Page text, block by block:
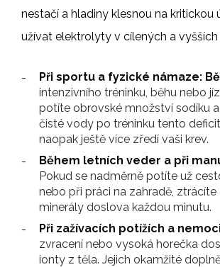
nestačí a hladiny klesnou na kritickou
užívat elektrolyty v cílených a
Při sportu a fyzické námaze:
intenzivního tréninku, běhu nebo
potíte obrovské množství sodíku a
čisté vody po tréninku tento
naopak ještě více zředí vaši krev.
Během letních veder a při
Pokud se nadměrně potíte už
nebo při práci na zahradě, ztrácíte
minerály doslova každou minutu.
Při zažívacích potížích a
zvracení nebo vysoká horečka
ionty z těla. Jejich okamžité